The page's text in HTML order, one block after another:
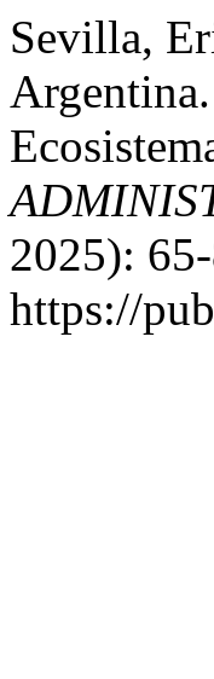
Sevilla,
2025):
https://